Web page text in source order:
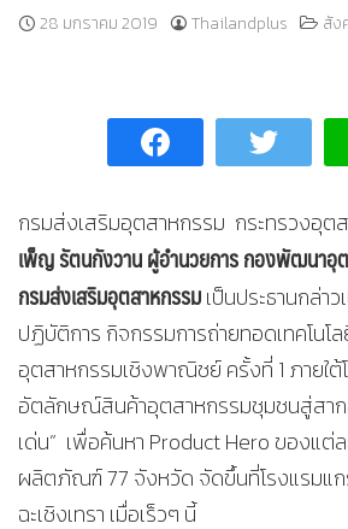
28 มกราคม 2019 Thailandplus สัง
กรมส่งเสริมอุตสาหกรรม กระทรวงอุต
เพ็ญ รัตนกังวาน ผู้อำนวยการ กองพัฒนาอุ
กรมส่งเสริมอุตสาหกรรมเป็นประธานกล่า
ปฏิบัติการ กิจกรรมการถ่ายทอดเทคโนโ
อุตสาหกรรมเชิงพาณิชย์ ครั้งที่ 1 ภายใต้
อัตลักษณ์สินค้าอุตสาหกรรมชุมชนสู่สาก
เด่น” เพื่อค้นหา Product Hero ของแต่
ผลิตภัณฑ์ 77 จังหวัด จัดขึ้นที่โรงแรมแ
ฉะเชิงเทรา เมื่อเร็วๆ นี้